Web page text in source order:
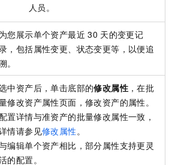
人员。
为您展示单个资产最近 30 天的变更记
，包括属性变更、状态变更等，以便追
。
中资产后，单击底部的修改属性 ，在批
修改资产属性页面，修改资产的属性。
置详情与准资产的批量修改属性一致，
情请参见修改属性。
编辑单个资产相比，部分属性支持更灵
的配置。